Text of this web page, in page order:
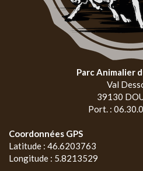
Parc Animalier
Val
39130
Port. :
Coordonnées GPS
Latitude : 46.6203763
Longitude : 5.8213529